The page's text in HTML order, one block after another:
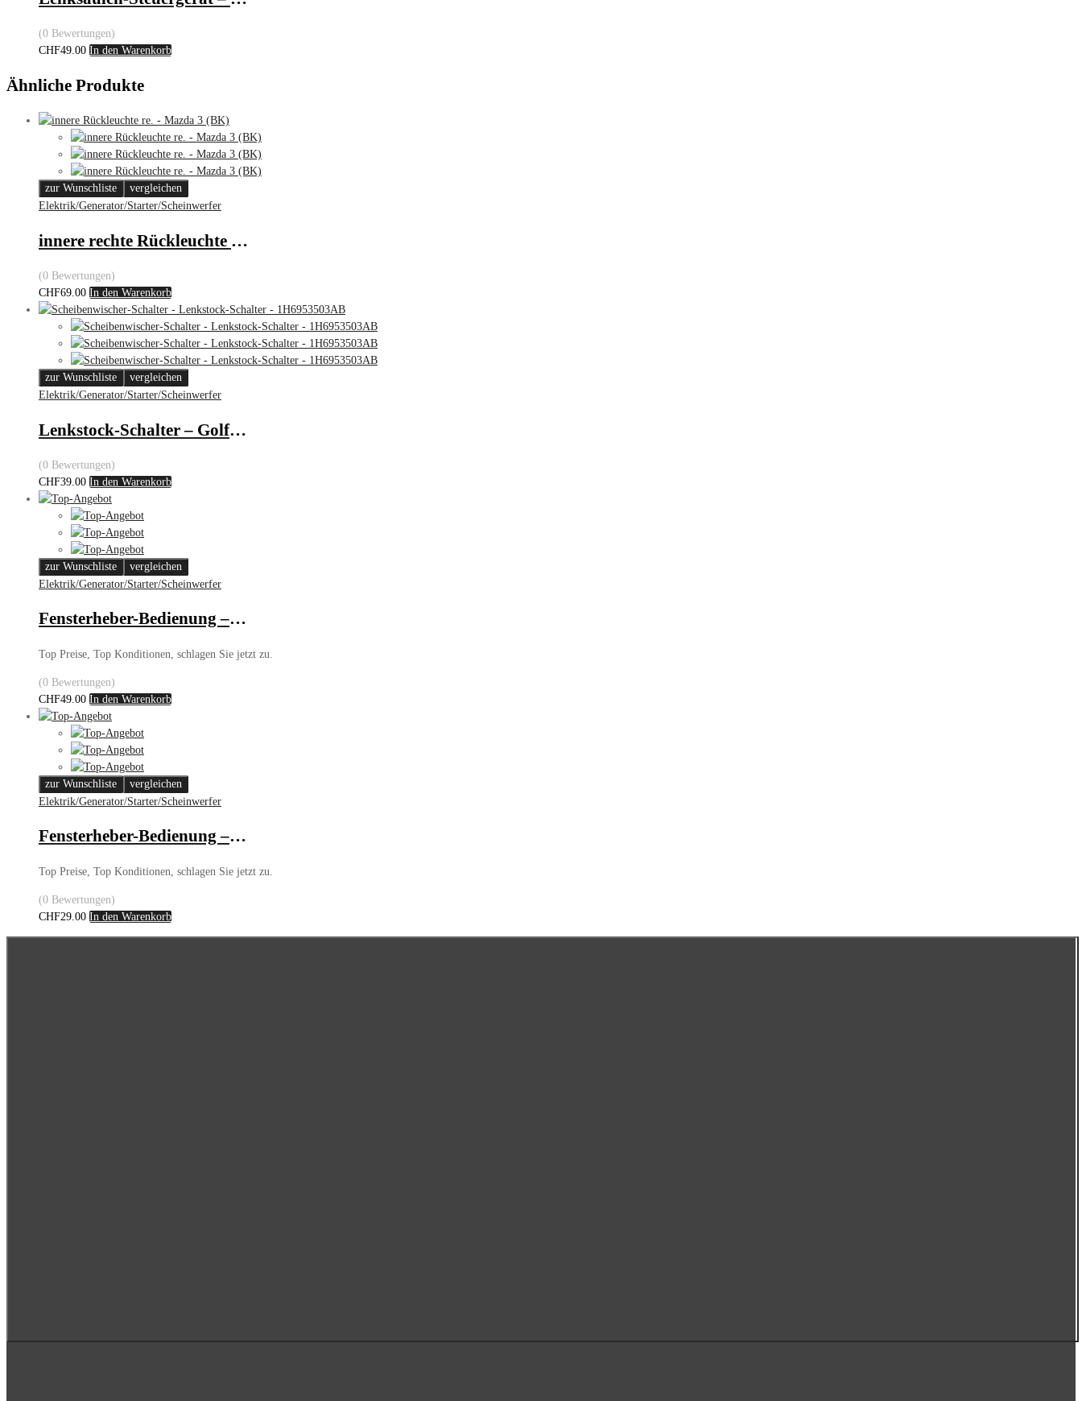
(0 Bewertungen)
CHF49.00 In den Warenkorb
Ähnliche Produkte
zur Wunschliste
vergleichen
Elektrik/Generator/Starter/Scheinwerfer
innere rechte Rückleuchte – Mazda 3 (BK)
(0 Bewertungen)
CHF69.00 In den Warenkorb
zur Wunschliste
vergleichen
Elektrik/Generator/Starter/Scheinwerfer
Lenkstock-Schalter – Golf III/Passat
(0 Bewertungen)
CHF39.00 In den Warenkorb
zur Wunschliste
vergleichen
Elektrik/Generator/Starter/Scheinwerfer
Fensterheber-Bedienung – VW Golf
Top Preise, Top Konditionen, schlagen Sie jetzt zu.
(0 Bewertungen)
CHF49.00 In den Warenkorb
zur Wunschliste
vergleichen
Elektrik/Generator/Starter/Scheinwerfer
Fensterheber-Bedienung – Beifahrertüre – VW Golf/Passat
Top Preise, Top Konditionen, schlagen Sie jetzt zu.
(0 Bewertungen)
CHF29.00 In den Warenkorb